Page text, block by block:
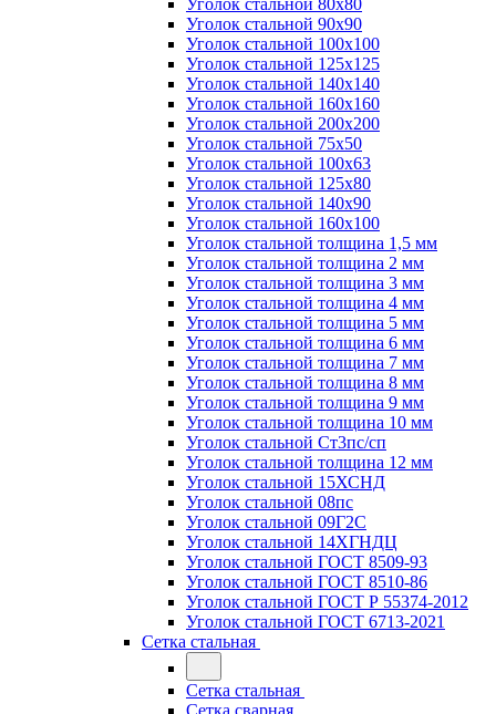
Уголок стальной 80х80
Уголок стальной 90х90
Уголок стальной 100х100
Уголок стальной 125х125
Уголок стальной 140х140
Уголок стальной 160х160
Уголок стальной 200х200
Уголок стальной 75х50
Уголок стальной 100х63
Уголок стальной 125х80
Уголок стальной 140х90
Уголок стальной 160х100
Уголок стальной толщина 1,5 мм
Уголок стальной толщина 2 мм
Уголок стальной толщина 3 мм
Уголок стальной толщина 4 мм
Уголок стальной толщина 5 мм
Уголок стальной толщина 6 мм
Уголок стальной толщина 7 мм
Уголок стальной толщина 8 мм
Уголок стальной толщина 9 мм
Уголок стальной толщина 10 мм
Уголок стальной Ст3пс/сп
Уголок стальной толщина 12 мм
Уголок стальной 15ХСНД
Уголок стальной 08пс
Уголок стальной 09Г2С
Уголок стальной 14ХГНДЦ
Уголок стальной ГОСТ 8509-93
Уголок стальной ГОСТ 8510-86
Уголок стальной ГОСТ Р 55374-2012
Уголок стальной ГОСТ 6713-2021
Сетка стальная
Сетка стальная
Сетка сварная